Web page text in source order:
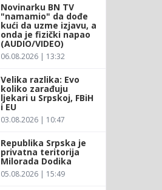
Novinarku BN TV
"namamio" da dođe
kući da uzme izjavu, a
onda je fizički napao
(AUDIO/VIDEO)
06.08.2026 | 13:32
Velika razlika: Evo
koliko zarađuju
ljekari u Srpskoj, FBiH
i EU
03.08.2026 | 10:47
Republika Srpska je
privatna teritorija
Milorada Dodika
05.08.2026 | 15:49